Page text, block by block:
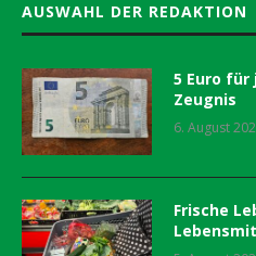
AUSWAHL DER REDAKTION
5 Euro für
Zeugnis
6. August
Frische